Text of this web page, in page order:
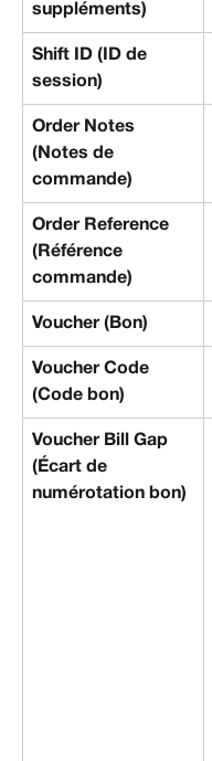
suppléments)
Shift ID (ID de
session)
Order Notes
(Notes de
commande)
Order Reference
(Référence
commande)
Voucher (Bon)
Voucher Code
(Code bon)
Voucher Bill Gap
(Écart de
numérotation bon)